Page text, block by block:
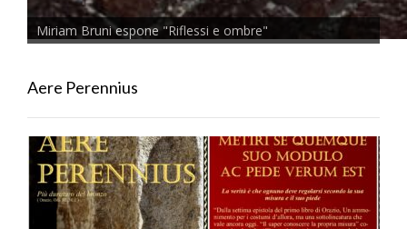
Miriam Bruni espone "Riflessi e ombre"
Aere Perennius